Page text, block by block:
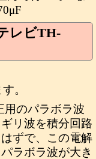
レビTH-
。
用のパラボラ波
リ波を積分回路
ずで、この電解
ラボラ波が大き